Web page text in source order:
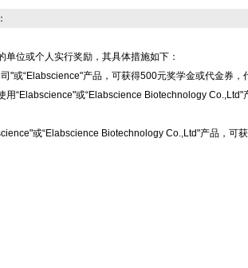
位或个人实行奖励，其具体措施如下：
"或“Elabscience"产品，可获得500元奖学金或代金券，
“Elabscience"或“Elabscience Biotechnology
或“Elabscience Biotechnology Co.,Ltd"产品，